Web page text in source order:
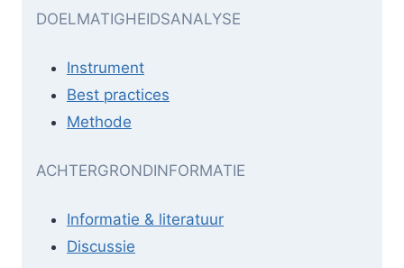
DOELMATIGHEIDSANALYSE
Instrument
Best practices
Methode
ACHTERGRONDINFORMATIE
Informatie & literatuur
Discussie